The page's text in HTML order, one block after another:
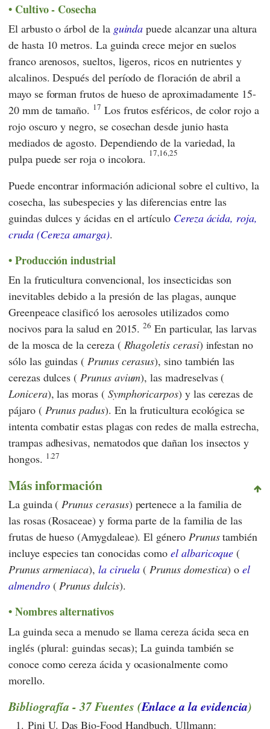
Cultivo - Cosecha
El arbusto o árbol de la guinda puede alcanzar una altura
de hasta 10 metros. La guinda crece mejor en suelos
franco arenosos, sueltos, ligeros, ricos en nutrientes y
alcalinos. Después del período de floración de abril a
mayo se forman frutos de hueso de aproximadamente 15-
20 mm de tamaño. 17 Los frutos esféricos, de color rojo a
rojo oscuro y negro, se cosechan desde junio hasta
mediados de agosto. Dependiendo de la variedad, la
pulpa puede ser roja o incolora. 17,16,25
Puede encontrar información adicional sobre el cultivo, la
cosecha, las subespecies y las diferencias entre las
guindas dulces y ácidas en el artículo Cereza ácida, roja,
cruda (Cereza amarga).
Producción industrial
En la fruticultura convencional, los insecticidas son
inevitables debido a la presión de las plagas, aunque
Greenpeaceclasificó los aerosoles utilizados como
nocivos para la salud en 2015.26 En particular, las larvas
de la mosca de la cereza ( Rhagoletis cerasi) infestan no
sólo las guindas ( Prunus cerasus), sino también las
cerezas dulces (Prunus avium), las madreselvas (
Lonicera), las moras ( Symphoricarpos) y las cerezas de
pájaro ( Prunus padus). En la fruticultura ecológica se
intenta combatir estas plagas con redes de malla estrecha,
trampas adhesivas, nematodos que dañan los insectos y
hongos. 1.27
Más información
La guinda (Prunus cerasus) pertenece a la familia de
las rosas (Rosaceae) y forma parte de la familia de las
frutas de hueso (Amygdaleae). El género Prunustambién
incluye especies tan conocidas comoel albaricoque (
Prunus armeniaca), la ciruela (Prunus domestica) oel
almendro(Prunus dulcis).
Nombres alternativos
La guinda seca a menudo se llama cereza ácida seca en
inglés (plural: guindas secas); La guinda también se
conoce como cereza ácida y ocasionalmente como
morello.
Bibliografía - 37 Fuentes (Enlace a la evidencia)
1. Pini U. Das Bio-Food Handbuch. Ullmann: